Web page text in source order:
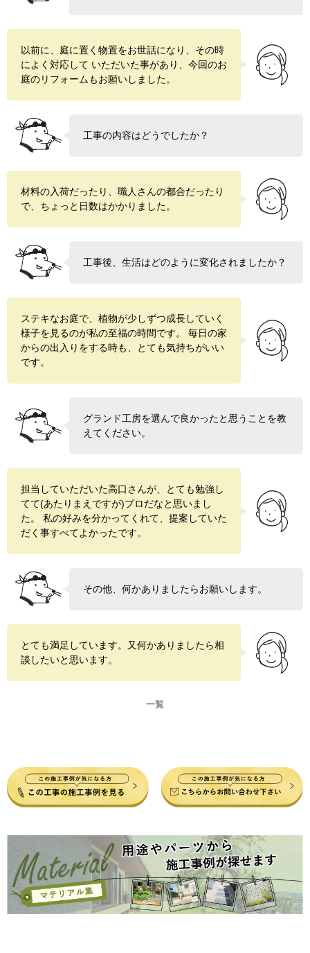
以前に、庭に置く物置をお世話になり、その時
によく対応して いただいた事があり、今回のお
庭のリフォームもお願いしました。
工事の内容はどうでしたか？
材料の入荷だったり、職人さんの都合だったり
で、ちょっと日数はかかりました。
工事後、生活はどのように変化されましたか？
ステキなお庭で、植物が少しずつ成長していく
様子を見るのが私の至福の時間です。 毎日の家
からの出入りをする時も、とても気持ちがいい
です。
グランド工房を選んで良かったと思うことを教
えてください。
担当していただいた高口さんが、とても勉強し
てて(あたりまえですが)プロだなと思いまし
た。 私の好みを分かってくれて、提案していた
だく事すべてよかったです。
その他、何かありましたらお願いします。
とても満足しています。又何かありましたら相
談したいと思います。
一覧